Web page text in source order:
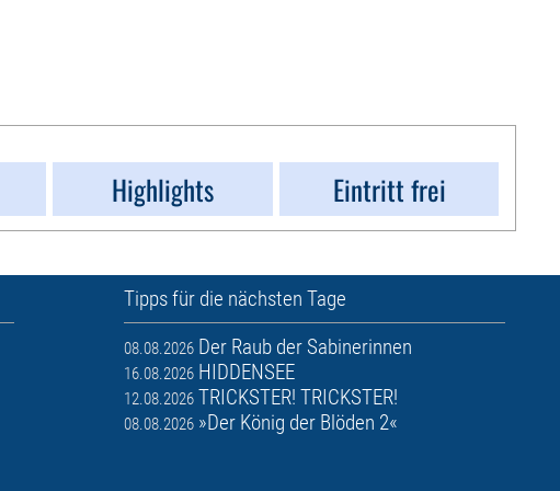
Highlights Eintritt frei
Tipps für die nächsten Tage
08.08.2026 Der Raub der Sabinerinnen
16.08.2026 HIDDENSEE
12.08.2026 TRICKSTER! TRICKSTER!
08.08.2026 »Der König der Blöden 2«